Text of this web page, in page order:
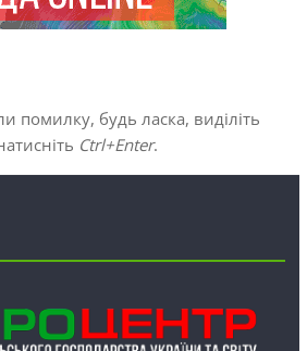
помилку, будь ласка, виділіть
Ctrl+Enter.